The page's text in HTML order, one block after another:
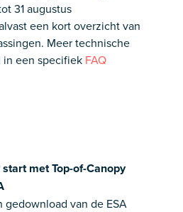
31 augustus
een kort overzicht van
Meer technische
een specifiek FAQ
met Top-of-Canopy
gedownload van de ESA